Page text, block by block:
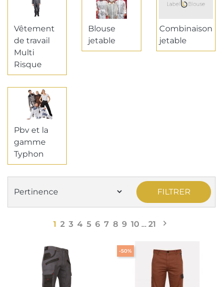
Vêtement
de travail
Multi
Risque
Blouse
jetable
Combinaison
jetable
Pbv et la
gamme
Typhon
FILTRER
1 2 3 4 5 6 7 8 9 10 … 21 Suivant

-50%